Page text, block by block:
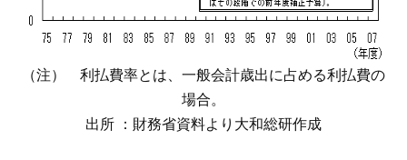
（注） 利払費率とは、一般会計歳出に占める利払費の
場合。
出所 ：財務省資料より大和総研作成